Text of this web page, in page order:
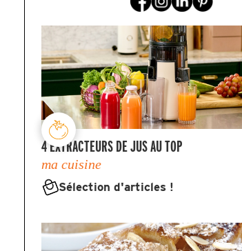
4 EXTRACTEURS DE JUS AU TOP
ma cuisine
Sélection d'articles !